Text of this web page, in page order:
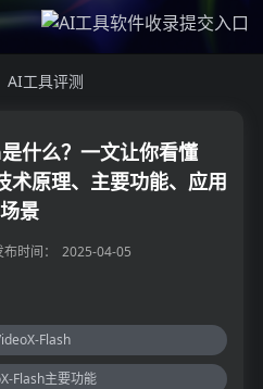
AI工具评测
什么？一文让你看懂
原理、主要功能、应用
场景
时间： 2025-04-05
Flash
Flash主要功能